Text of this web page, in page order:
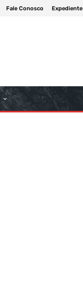
Fale Conosco Expediente